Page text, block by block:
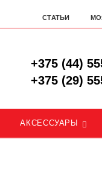
СТАТЬИ
+375 (44)
+375 (29)
АКСЕССУАРЫ